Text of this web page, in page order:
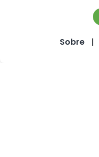
Sobre |